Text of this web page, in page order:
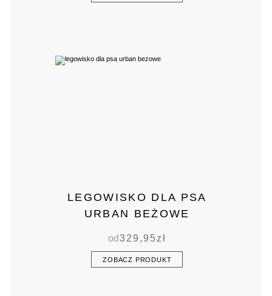
LEGOWISKO DLA PSA
URBAN BEŻOWE
od329,95zł
ZOBACZ PRODUKT